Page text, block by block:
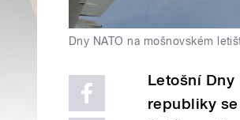
Dny NATO na mošnovském
Letošní Dny
republiky